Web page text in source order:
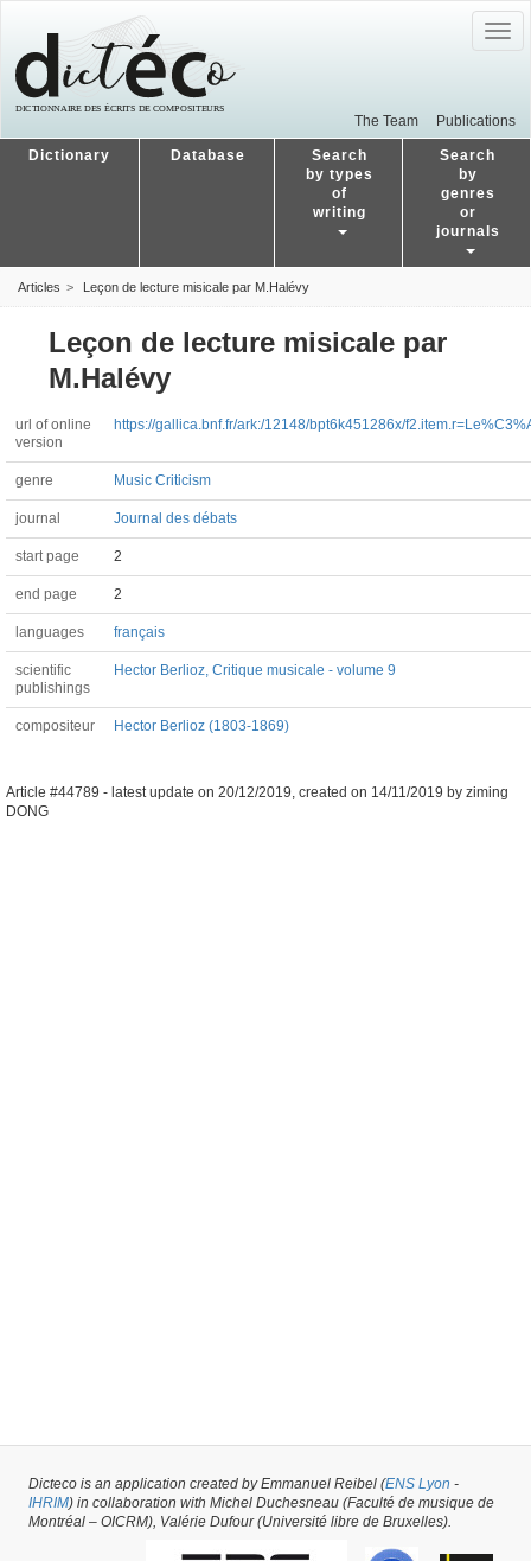
The Team Publications
Dictionary Database
Search
by types
of
writing
Search
by
genres
or
journals
Articles Leçon de lecture misicale par M.Halévy
Leçon de lecture misicale par
M.Halévy
url of online
version
https://gallica.bnf.fr/ark:/12148/bpt6k451286x/
genre Music Criticism
journal Journal des débats
start page 2
end page 2
languages français
scientific
publishings
Hector Berlioz, Critique musicale - volume 9
compositeur Hector Berlioz (1803-1869)
Article #44789 - latest update on 20/12/2019, created on 14/11/2019 by ziming
DONG
Dicteco is an application created by Emmanuel Reibel (ENS Lyon -
IHRIM) in collaboration with Michel Duchesneau (Faculté de musique de
Montréal – OICRM), Valérie Dufour (Université libre de Bruxelles).